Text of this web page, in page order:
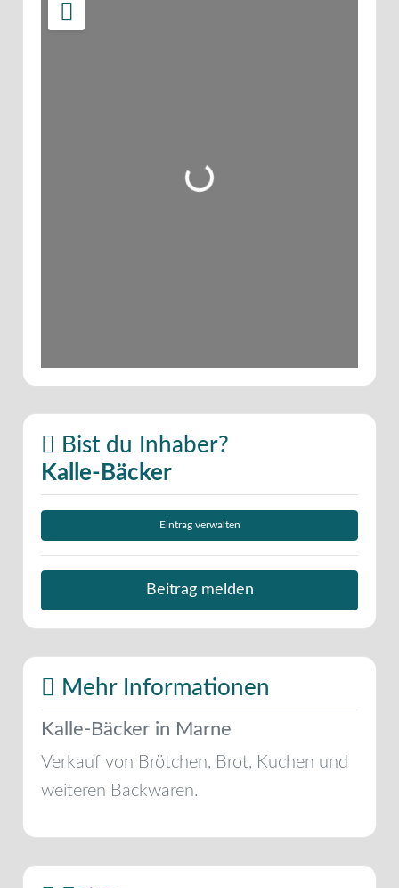
Wird geladen …
Bist du Inhaber?
Kalle-Bäcker
Eintrag verwalten
Beitrag melden
Mehr Informationen
Kalle-Bäcker in Marne
Verkauf von Brötchen, Brot, Kuchen und
weiteren Backwaren.